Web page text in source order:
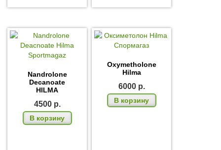
Nandrolone
Decanoate
HILMA
4500 р.
В корзину
Oxymetholone
Hilma
6000 р.
В корзину